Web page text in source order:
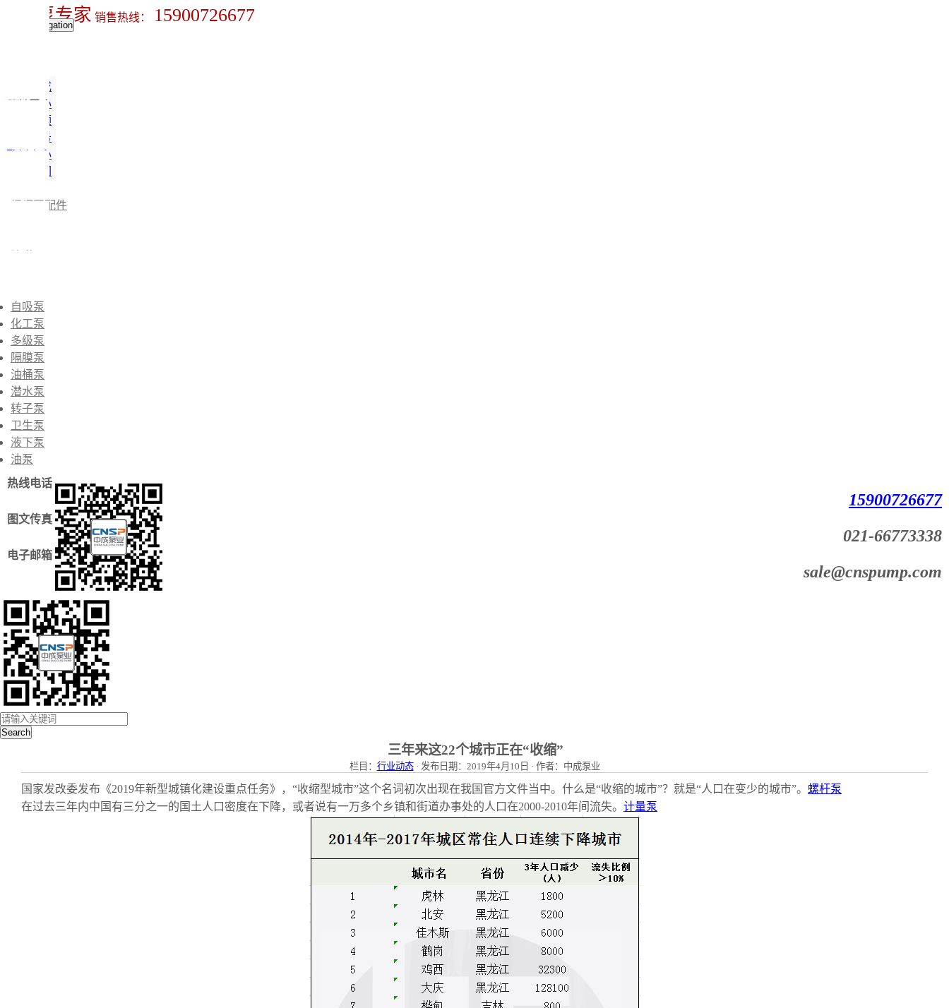
螺杆泵专家 销售热线： 15900726677
Toggle navigation
关于中成
产品中心
水泵视频
技术服务
新闻中心
螺杆泵配件
自吸泵
化工泵
多级泵
隔膜泵
油桶泵
潜水泵
转子泵
卫生泵
液下泵
油泵
热线电话
15900726677
图文传真
021-66773338
电子邮箱
sale@cnspump.com
Search
三年来这22个城市正在“收缩”
栏目： 行业动态· 发布日期：2019年4月10日 · 作者：中成泵业
国家发改委发布《2019年新型城镇化建设重点任务》，“收缩型城市”这个名词初次出现在我国官方文件当中。什么是“收缩的城市”？就是“人口在变少的城市”。 螺杆泵
在过去三年内中国有三分之一的国土人口密度在下降，或者说有一万多个乡镇和街道办事处的人口在2000-2010年间流失。 计量泵